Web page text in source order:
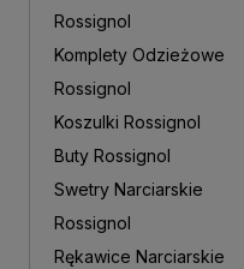
Rossignol
Komplety Odzieżowe
Rossignol
Koszulki Rossignol
Buty Rossignol
Swetry Narciarskie
Rossignol
Rękawice Narciarskie